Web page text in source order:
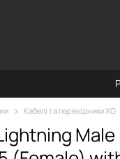
Кабелі та перехідники XO